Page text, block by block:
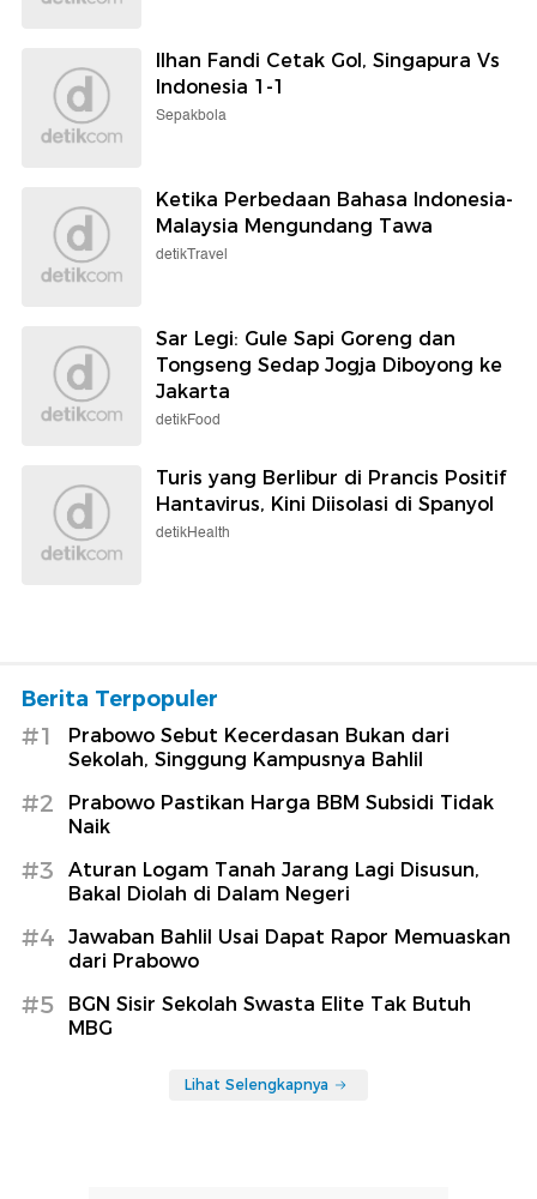
Ilhan Fandi Cetak Gol, Singapura Vs
Indonesia 1-1
Sepakbola
Ketika Perbedaan Bahasa Indonesia-
Malaysia Mengundang Tawa
detikTravel
Sar Legi: Gule Sapi Goreng dan
Tongseng Sedap Jogja Diboyong ke
Jakarta
detikFood
Turis yang Berlibur di Prancis Positif
Hantavirus, Kini Diisolasi di Spanyol
detikHealth
Berita Terpopuler
#1
Prabowo Sebut Kecerdasan Bukan dari
Sekolah, Singgung Kampusnya Bahlil
#2
Prabowo Pastikan Harga BBM Subsidi Tidak
Naik
#3
Aturan Logam Tanah Jarang Lagi Disusun,
Bakal Diolah di Dalam Negeri
#4
Jawaban Bahlil Usai Dapat Rapor Memuaskan
dari Prabowo
#5
BGN Sisir Sekolah Swasta Elite Tak Butuh
MBG
Lihat Selengkapnya